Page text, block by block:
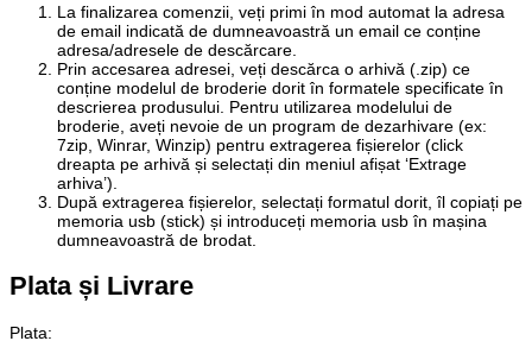
La finalizarea comenzii, veți primi în mod automat la adresa
de email indicată de dumneavoastră un email ce conține
adresa/adresele de descărcare.
Prin accesarea adresei, veți descărca o arhivă (.zip) ce
conține modelul de broderie dorit în formatele specificate în
descrierea produsului. Pentru utilizarea modelului de
broderie, aveți nevoie de un program de dezarhivare (ex:
7zip, Winrar, Winzip) pentru extragerea fișierelor (click
dreapta pe arhivă și selectați din meniul afișat ‘Extrage
arhiva’).
După extragerea fișierelor, selectați formatul dorit, îl copiați pe
memoria usb (stick) și introduceți memoria usb în mașina
dumneavoastră de brodat.
Plata și Livrare
Plata: